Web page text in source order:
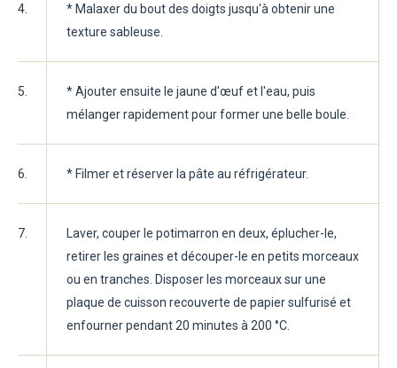
4.
* Malaxer du bout des doigts jusqu'à obtenir une
texture sableuse.
5.
* Ajouter ensuite le jaune d'œuf et l'eau, puis
mélanger rapidement pour former une belle boule.
6. * Filmer et réserver la pâte au réfrigérateur.
7.
Laver, couper le potimarron en deux, éplucher-le,
retirer les graines et découper-le en petits morceaux
ou en tranches. Disposer les morceaux sur une
plaque de cuisson recouverte de papier sulfurisé et
enfourner pendant 20 minutes à 200 °C.